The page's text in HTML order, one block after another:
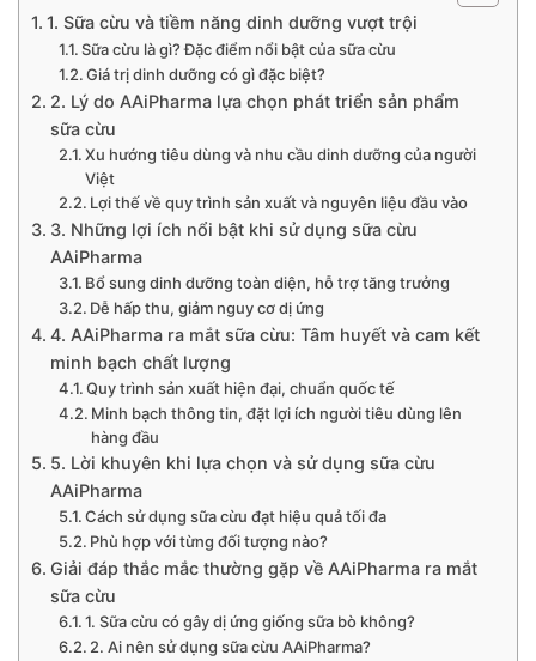
1. Sữa cừu và tiềm năng dinh dưỡng vượt trội
Sữa cừu là gì? Đặc điểm nổi bật của sữa cừu
Giá trị dinh dưỡng có gì đặc biệt?
2. Lý do AAiPharma lựa chọn phát triển sản phẩm
sữa cừu
Xu hướng tiêu dùng và nhu cầu dinh dưỡng của người
Việt
Lợi thế về quy trình sản xuất và nguyên liệu đầu vào
3. Những lợi ích nổi bật khi sử dụng sữa cừu
AAiPharma
Bổ sung dinh dưỡng toàn diện, hỗ trợ tăng trưởng
Dễ hấp thu, giảm nguy cơ dị ứng
4. AAiPharma ra mắt sữa cừu: Tâm huyết và cam kết
minh bạch chất lượng
Quy trình sản xuất hiện đại, chuẩn quốc tế
Minh bạch thông tin, đặt lợi ích người tiêu dùng lên
hàng đầu
5. Lời khuyên khi lựa chọn và sử dụng sữa cừu
AAiPharma
Cách sử dụng sữa cừu đạt hiệu quả tối đa
Phù hợp với từng đối tượng nào?
Giải đáp thắc mắc thường gặp về AAiPharma ra mắt
sữa cừu
1. Sữa cừu có gây dị ứng giống sữa bò không?
2. Ai nên sử dụng sữa cừu AAiPharma?